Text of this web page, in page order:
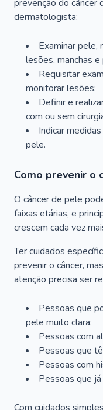
prevenção do câncer
dermatologista:
Examinar pele,
lesões, manchas
Requisitar
monitorar lesões;
Definir e
com ou sem
Indicar
pele.
Como prevenir o
O câncer de pele
faixas etárias, e
crescem cada vez
Ter cuidados
prevenir o câncer,
atenção precisa ser
Pessoas que
pele muito clara;
Pessoas com
Pessoas que
Pessoas com
Pessoas que